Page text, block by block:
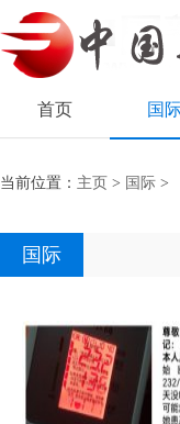
首页 国
当前位置： 主页 > 国际 >
国际